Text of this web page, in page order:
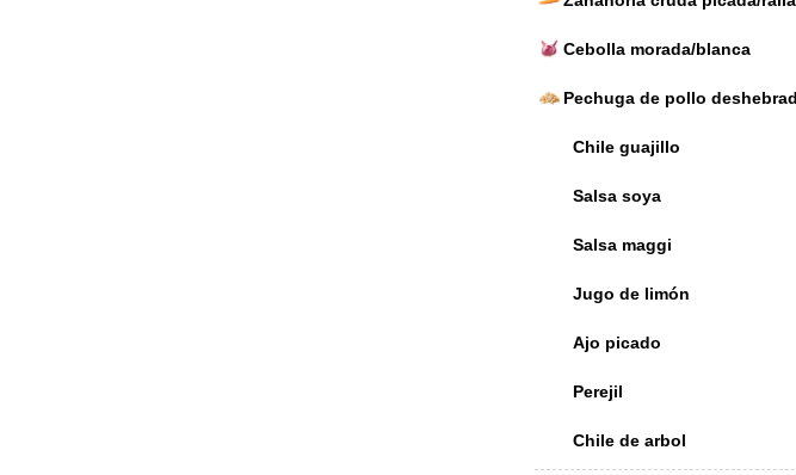
Cebolla morada/blanca
Pechuga de pollo
Chile guajillo
Salsa soya
Salsa maggi
Jugo de limón
Ajo picado
Perejil
Chile de arbol